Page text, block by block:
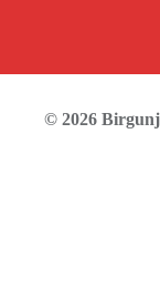
© 2026